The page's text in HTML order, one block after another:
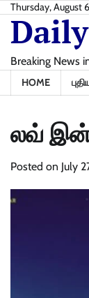
Skip
content
Thursday, August
Breaking News
HOME
லவ்
Posted on July